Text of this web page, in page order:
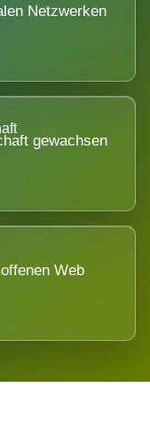
Netzwerken
gewachsen
Web